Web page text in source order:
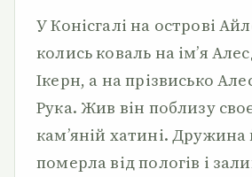
У Конісгалі на острові
колись коваль на ім’я
Ікерн, а на прізвисько
Рука. Жив він поблизу
кам’яній хатині. Дружина
померла від пологів і